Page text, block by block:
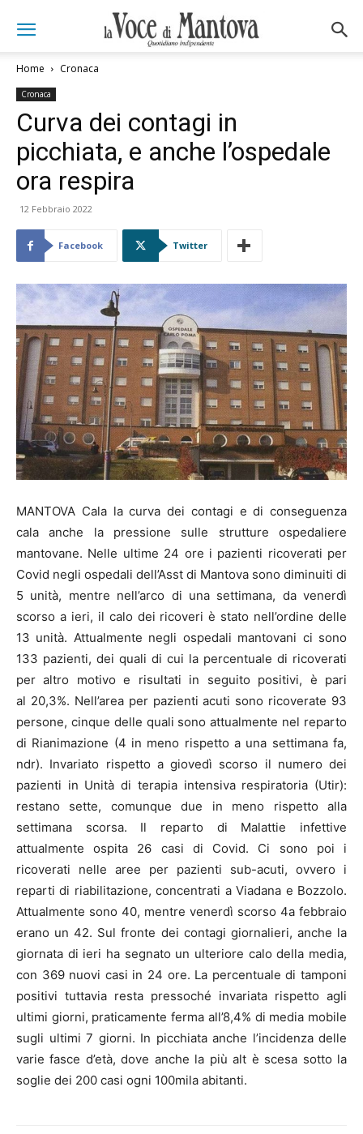
Home Cronaca
Cronaca
Curva dei contagi in
picchiata, e anche l’ospedale
ora respira
12 Febbraio 2022
Facebook Twitter
MANTOVA Cala la curva dei contagi e di conseguenza
cala anche la pressione sulle strutture ospedaliere
mantovane. Nelle ultime 24 ore i pazienti ricoverati per
Covid negli ospedali dell’Asst di Mantova sono diminuiti di
5 unità, mentre nell’arco di una settimana, da venerdì
scorso a ieri, il calo dei ricoveri è stato nell’ordine delle
13 unità. Attualmente negli ospedali mantovani ci sono
133 pazienti, dei quali di cui la percentuale di ricoverati
per altro motivo e risultati in seguito positivi, è pari
al 20,3%. Nell’area per pazienti acuti sono ricoverate 93
persone, cinque delle quali sono attualmente nel reparto
di Rianimazione (4 in meno rispetto a una settimana fa,
ndr). Invariato rispetto a giovedì scorso il numero dei
pazienti in Unità di terapia intensiva respiratoria (Utir):
restano sette, comunque due in meno rispetto alla
settimana scorsa. Il reparto di Malattie infettive
attualmente ospita 26 casi di Covid. Ci sono poi i
ricoverati nelle aree per pazienti sub-acuti, ovvero i
reparti di riabilitazione, concentrati a Viadana e Bozzolo.
Attualmente sono 40, mentre venerdì scorso 4a febbraio
erano un 42. Sul fronte dei contagi giornalieri, anche la
giornata di ieri ha segnato un ulteriore calo della media,
con 369 nuovi casi in 24 ore. La percentuale di tamponi
positivi tuttavia resta pressoché invariata rispetto agli
ultimi giorni, praticamente ferma all’8,4% di media mobile
sugli ultimi 7 giorni. In picchiata anche l’incidenza delle
varie fasce d’età, dove anche la più alt è scesa sotto la
soglie dei 200 casi ogni 100mila abitanti.